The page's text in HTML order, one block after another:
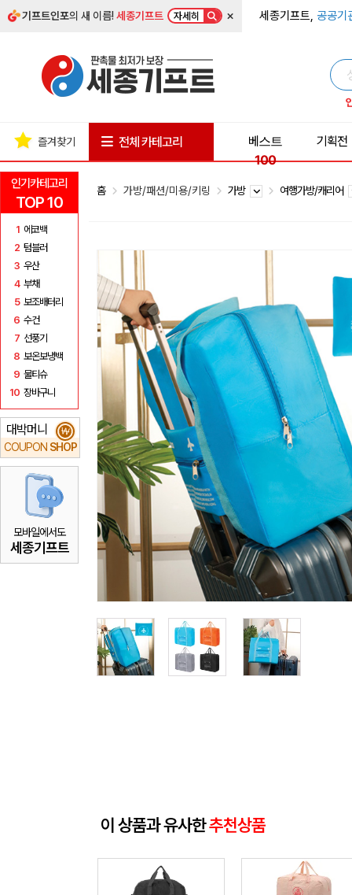
기프트인포의 새 이름!세종기프트 자세히 × 세종기프트, 공공기
인기카테고리
TOP 10
1 에코백
2 텀블러
3 우산
4 부채
5 보조배터리
6 수건
7 선풍기
8 보온보냉백
9 물티슈
10 장바구니
대박머니
COUPON SHOP
₩
모바일에서도
세종기프트
즐겨찾기 전체 카테고리
베스트
100
기획전
홈 가방/패션/미용/키링 가방 여행가방/캐리어
이 상품과 유사한추천상품